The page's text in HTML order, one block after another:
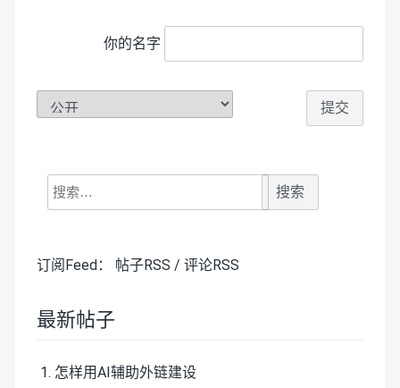
你的名字
搜
索：
订阅Feed： 帖子RSS / 评论RSS
最新帖子
怎样用AI辅助外链建设